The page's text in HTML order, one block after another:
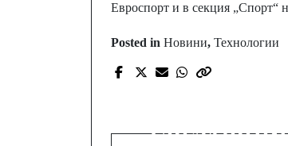
Евроспорт и в секция „Спорт“
Posted in Новини, Технологии
НА 8